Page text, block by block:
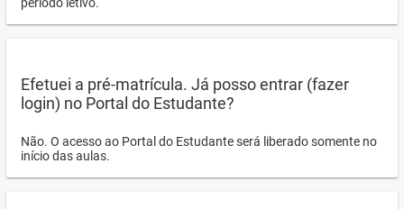
Efetuei a pré-matrícula. Já posso entrar (fazer
login) no Portal do Estudante?
Não. O acesso ao Portal do Estudante será liberado somente no
início das aulas.